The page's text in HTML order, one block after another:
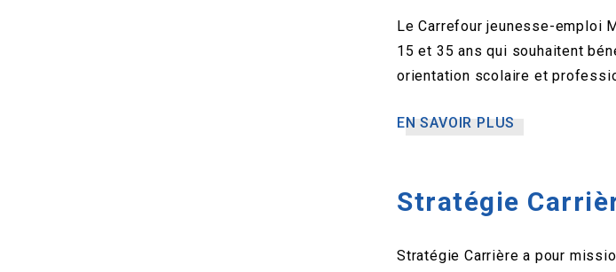
Le Carrefour jeunesse-emploi
15 et 35 ans qui souhaitent
orientation scolaire et
EN SAVOIR PLUS
Stratégie
Stratégie Carrière a pour